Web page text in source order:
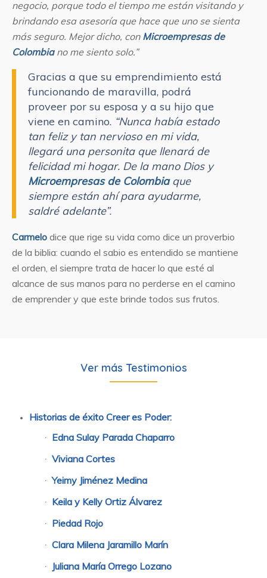
negocio, porque todo el tiempo me están visitando y
brindando esa asesoría que hace que uno se sienta
más seguro. Mejor dicho, con Microempresas de
Colombiano me siento solo.”
Gracias a que su emprendimiento está
funcionando de maravilla, podrá
proveer por su esposa y a su hijo que
viene en camino. “Nunca había estado
tan feliz y tan nervioso en mi vida,
llegará una personita que llenará de
felicidad mi hogar. De la mano Dios y
Microempresas de Colombiaque
siempre están ahí para ayudarme,
saldré adelante”.
Carmelo dice que rige su vida como dice un proverbio
de la biblia: cuando el sabio es entendido se mantiene
el orden, el siempre trata de hacer lo que esté al
alcance de sus manos para no perderse en el camino
de emprender y que este brinde todos sus frutos.
Ver más Testimonios
Historias de éxito Creer es Poder:
Edna Sulay Parada Chaparro
Viviana Cortes
Yeimy Jiménez Medina
Keila y Kelly Ortiz Álvarez
Piedad Rojo
Clara Milena Jaramillo Marín
Juliana María Orrego Lozano